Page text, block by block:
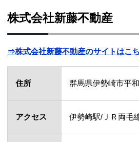
株式会社新藤不動産
⇒株式会社新藤不動産のサイトはこ
住所 群馬県伊勢崎市平
アクセス 伊勢崎駅/ＪＲ両毛